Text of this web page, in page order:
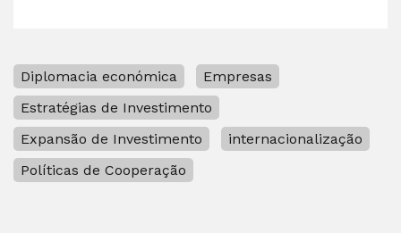
Diplomacia económica
Empresas
Estratégias de Investimento
Expansão de Investimento
internacionalização
Políticas de Cooperação